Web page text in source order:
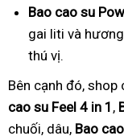
Bao cao su
gai liti và
thú vị.
Bên cạnh đó,
cao su Feel 4 in 1 ,
chuối, dâu, Bao